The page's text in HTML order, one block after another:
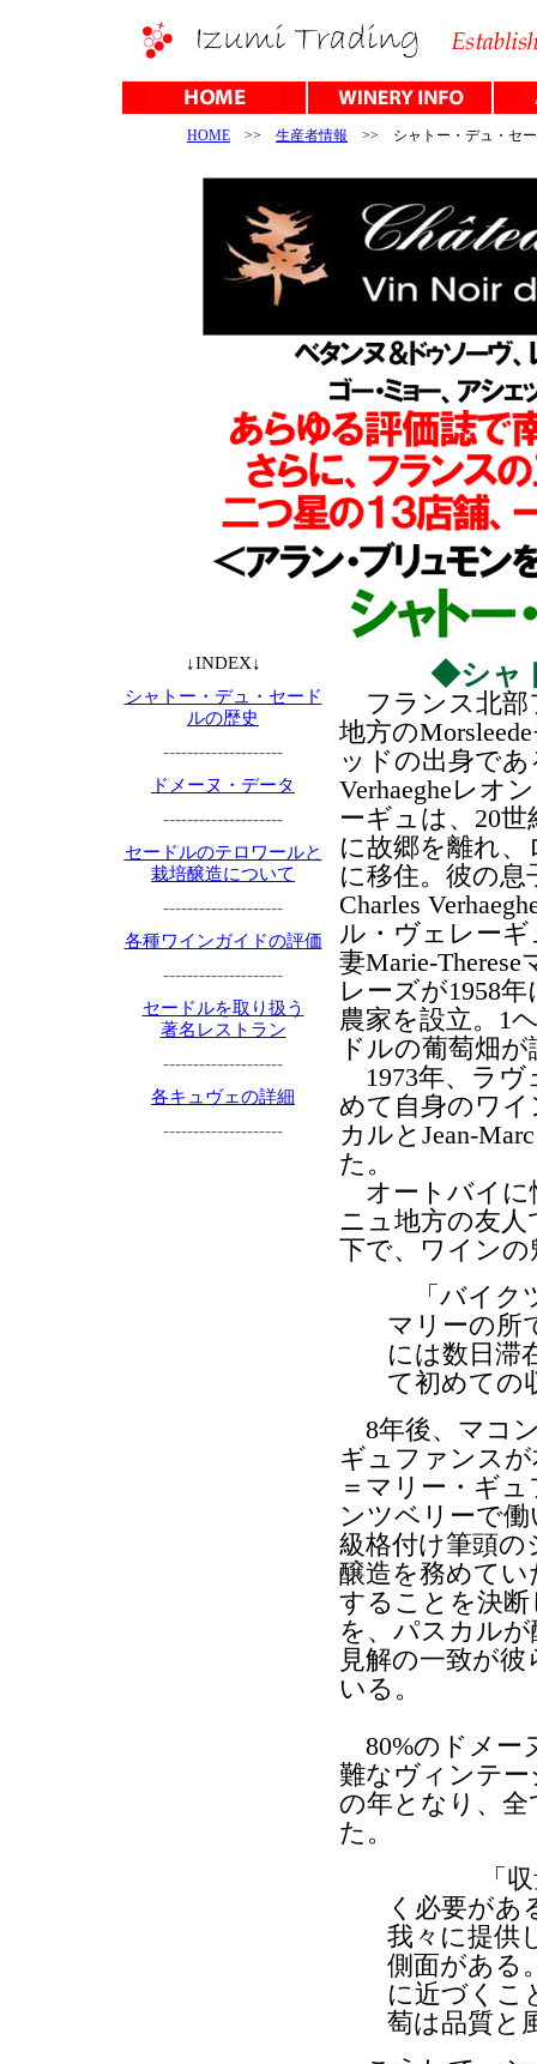
HOME >> 生産者情報 >> シャトー・デュ・セ
↓INDEX↓
シャトー・デュ・セード
ルの歴史
--------------------
ドメーヌ・データ
--------------------
セードルのテロワールと
栽培醸造について
--------------------
各種ワインガイドの評価
--------------------
セードルを取り扱う
著名レストラン
--------------------
各キュヴェの詳細
--------------------
◆シャ
フランス北部
地方の
ッドの出身であ
Verhaegheレオ
ーギュは、20世
に故郷を離れ、
に移住。彼の息
Charles
ル・ヴェレー
妻Marie-
レーズが1958
農家を設立。1
ドルの葡萄畑
1973年、ラヴ
めて自身のワイ
カルとJean-
た。
オートバイに
ニュ地方の友
下で、ワイン
「バイク
マリーの所
には数日滞
て初めての
8年後、マコ
ギュファンス
＝マリー・ギ
ンツベリーで
級格付け筆頭
醸造を務めて
することを決
を、パスカル
見解の一致が
いる。
80%のドメー
難なヴィンテー
の年となり、
た。
「収量を
く必要があ
我々に提供
側面がある
に近づくこ
萄は品質と